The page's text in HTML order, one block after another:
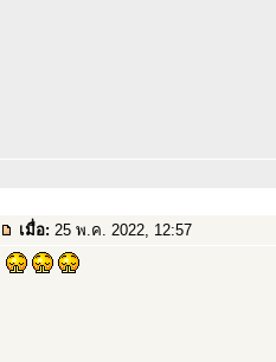
เมื่อ: 25 พ.ค. 2022, 12:57